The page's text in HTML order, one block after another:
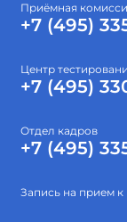
Приёмная
+7 (495)
Центр
+7 (495)
Отдел кадров
+7 (495)
Запись на прием